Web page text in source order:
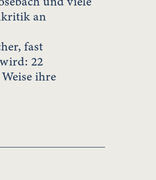
an
fast
22
ihre